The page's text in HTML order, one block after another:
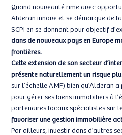
Quand nouveauté rime avec
Alderan innove et se démarque de
SCPI en se donnant pour objectif
dans de nouveaux pays en Europe
frontières.
Cette extension de son secteur
présente naturellement un risque
sur l’échelle AMF) bien qu’Alderan
pour gérer ses biens immobiliers à
partenaires locaux spécialistes sur
favoriser une gestion immobilière
Par ailleurs, investir dans d’autres